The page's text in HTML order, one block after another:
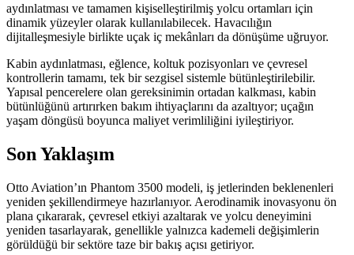
aydınlatması ve tamamen kişiselleştirilmiş yolcu ortamları için
dinamik yüzeyler olarak kullanılabilecek. Havacılığın
dijitalleşmesiyle birlikte uçak iç mekânları da dönüşüme uğruyor.
Kabin aydınlatması, eğlence, koltuk pozisyonları ve çevresel
kontrollerin tamamı, tek bir sezgisel sistemle bütünleştirilebilir.
Yapısal pencerelere olan gereksinimin ortadan kalkması, kabin
bütünlüğünü artırırken bakım ihtiyaçlarını da azaltıyor; uçağın
yaşam döngüsü boyunca maliyet verimliliğini iyileştiriyor.
Son Yaklaşım
Otto Aviation’ın Phantom 3500 modeli, iş jetlerinden beklenenleri
yeniden şekillendirmeye hazırlanıyor. Aerodinamik inovasyonu ön
plana çıkararak, çevresel etkiyi azaltarak ve yolcu deneyimini
yeniden tasarlayarak, genellikle yalnızca kademeli değişimlerin
görüldüğü bir sektöre taze bir bakış açısı getiriyor.